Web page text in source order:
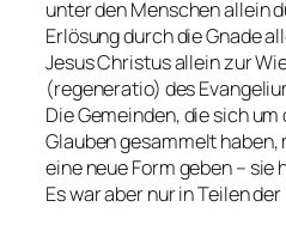
unter den Menschen allein
Erlösung durch die Gnade
Jesus Christus allein zur
(regeneratio) des
Die Gemeinden, die sich
Glauben gesammelt
eine neue Form geben –
Es war aber nur in Teilen